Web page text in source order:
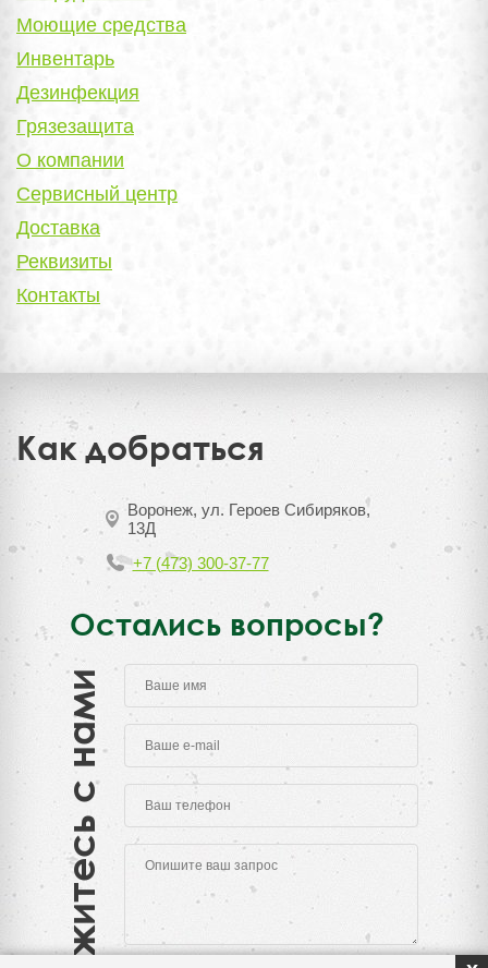
Моющие средства
Инвентарь
Дезинфекция
Грязезащита
О компании
Сервисный центр
Доставка
Реквизиты
Контакты
Как добраться
Воронеж, ул. Героев Сибиряков,
13Д
+7 (473) 300-37-77
Остались вопросы?
Свяжитесь с нами